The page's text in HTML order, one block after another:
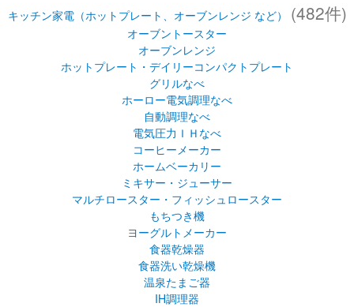
キッチン家電（ホットプレート、オーブンレンジ など） (482件)
オーブントースター
オーブンレンジ
ホットプレート・デイリーコンパクトプレート
グリルなべ
ホーロー電気調理なべ
自動調理なべ
電気圧力ＩＨなべ
コーヒーメーカー
ホームベーカリー
ミキサー・ジューサー
マルチロースター・フィッシュロースター
もちつき機
ヨーグルトメーカー
食器乾燥器
食器洗い乾燥機
温泉たまご器
IH調理器